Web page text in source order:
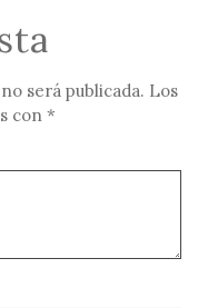
será publicada. Los
con *